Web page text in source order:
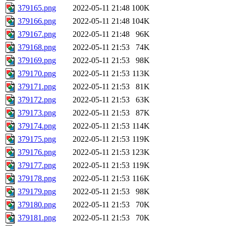
379165.png
2022-05-11 21:48 100K
379166.png
2022-05-11 21:48 104K
379167.png
2022-05-11 21:48
96K
379168.png
2022-05-11 21:53
74K
379169.png
2022-05-11 21:53
98K
379170.png
2022-05-11 21:53 113K
379171.png
2022-05-11 21:53
81K
379172.png
2022-05-11 21:53
63K
379173.png
2022-05-11 21:53
87K
379174.png
2022-05-11 21:53 114K
379175.png
2022-05-11 21:53 119K
379176.png
2022-05-11 21:53 123K
379177.png
2022-05-11 21:53 119K
379178.png
2022-05-11 21:53 116K
379179.png
2022-05-11 21:53
98K
379180.png
2022-05-11 21:53
70K
379181.png
2022-05-11 21:53
70K